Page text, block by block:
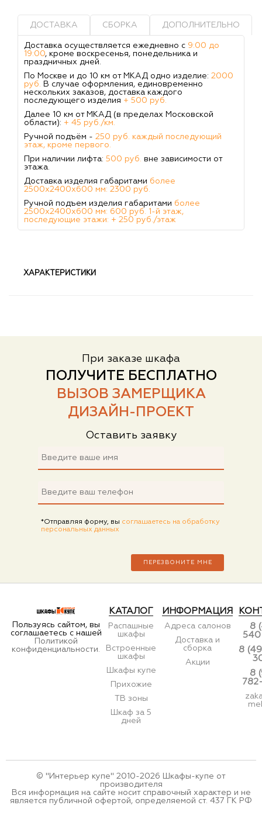
ДОСТАВКА СБОРКА ДОПОЛНИТЕЛЬНО
Доставка осуществляется ежедневно с 9:00 до
19:00, кроме воскресенья, понедельника и
праздничных дней.
По Москве и до 10 км от МКАД одно изделие: 2000
руб.
В случае оформления, единовременно
нескольких заказов, доставка каждого
последующего изделия + 500 руб.
Далее 10 км от МКАД (в пределах Московской
области): + 45 руб./км.
Ручной подъём - 250 руб. каждый последующий
этаж, кроме первого.
При наличии лифта: 500 руб. вне зависимости от
этажа.
Доставка изделия габаритами более
2500х2400х600 мм: 2300 руб.
Ручной подъем изделия габаритами более
2500х2400х600 мм: 600 руб. 1-й этаж,
последующие этажи: + 250 руб./этаж
ХАРАКТЕРИСТИКИ
При заказе шкафа
ПОЛУЧИТЕ БЕСПЛАТНО
ВЫЗОВ ЗАМЕРЩИКА
ДИЗАЙН-ПРОЕКТ
Оставить заявку
*Отправляя форму, вы соглашаетесь на обработку
персональных данных
Пользуясь сайтом, вы
соглашаетесь с нашей
Политикой
конфиденциальности.
КАТАЛОГ
Распашные
шкафы
Встроенные
шкафы
Шкафы купе
Прихожие
ТВ зоны
Шкаф за 5
дней
ИНФОРМАЦИЯ
Адреса салонов
Доставка и
сборка
Акции
8
8
8
© "Интерьер купе" 2010-2026 Шкафы-купе от
производителя
Вся информация на сайте носит справочный характер и не
является публичной офертой, определяемой ст. 437 ГК РФ